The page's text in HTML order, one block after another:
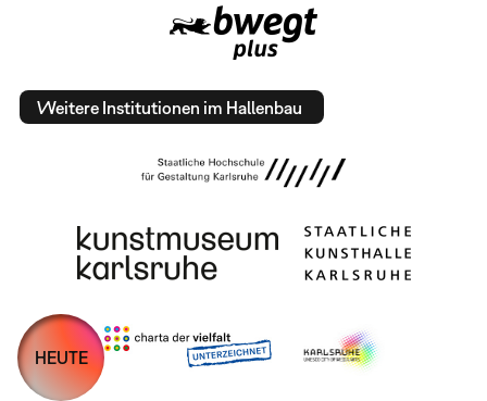
Weitere Institutionen im Hallenbau
HEUTE